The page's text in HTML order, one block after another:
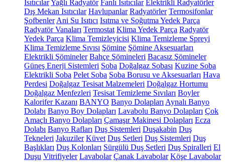
IsıtıcılarYağlı Radyatör Fanlı Isıtıcılar Elektrikli Radyatörler
Dış Mekan Isıtıcılar Havlupanlar Radyatörler Termosifonlar
Şofbenler Ani Su Isıtıcı Isıtma ve Soğutma Yedek Parça
Radyatör Vanaları Termostat Klima Yedek Parça Radyatör
Yedek Parça Klima Temizleyicisi Klima Temizleme Spreyi
Klima Temizleme Sıvısı Şömine Şömine Aksesuarları
Elektrikli Şömineler Bahçe Şömineleri Bacasız Şömineler
Güneş Enerji Sistemleri Soba Doğalgaz Sobası Kuzine Soba
Elektrikli Soba Pelet Soba Soba Borusu ve Aksesuarları Hava
Perdesi Doğalgaz Tesisat Malzemeleri Doğalgaz Hortumu
Doğalgaz Menfezleri Tesisat Temizleme Sıvıları Boyler
Kalorifer Kazanı BANYO Banyo Dolapları Aynalı Banyo
Dolabı Banyo Boy Dolapları Lavabolu Banyo Dolapları Çok
Amaçlı Banyo Dolapları Çamaşır Makinesi Dolapları Ecza
Dolabı Banyo Rafları Duş Sistemleri Duşakabin Duş
Tekneleri Jakuziler Küvet Duş Setleri Duş Sistemleri Duş
Başlıkları Duş Kolonları Sürgülü Duş Setleri Duş Spiralleri El
Duşu Vitrifiyeler Lavabolar Çanak Lavabolar Köşe Lavabolar